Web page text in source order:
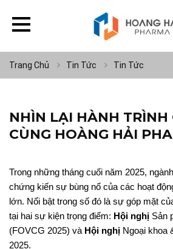
Trang Chủ Tin Tức Tin Tức
NHÌN LẠI HÀNH
CÙNG HOÀNG HẢI
Trong những tháng cuối năm 2025,
chứng kiến sự bùng nổ của các hoạt
lớn. Nổi bật trong số đó là sự góp mặt
tại hai sự kiện trọng điểm: Hội nghị Sản
(FOVCG 2025) và Hội nghị Ngoại khoa
2025.